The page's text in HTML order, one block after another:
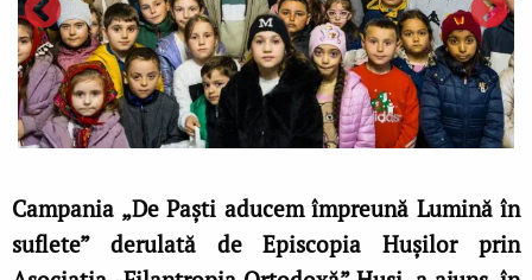
Campania „De Paști aducem împreună Lumină în
suflete” derulată de Episcopia Hușilor prin